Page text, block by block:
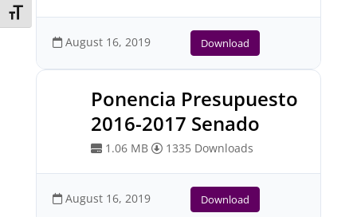
Toggle Font size
August 16, 2019 Download
Ponencia Presupuesto
2016-2017 Senado
1.06 MB 1335 Downloads
August 16, 2019 Download